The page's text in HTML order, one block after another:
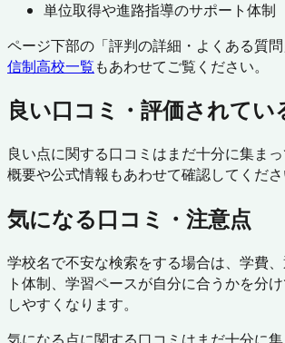
単位取得や進路指導のサポート体制
ページ下部の「評判の詳細・よくある質問
信制高校一覧もあわせてご覧ください。
良い口コミ・評価されてい
良い点に関する口コミはまだ十分に集ま
概要や公式情報もあわせて確認してくださ
気になる口コミ・注意点
学校名で不安な検索をする場合は、学費
ト体制、学習ペースが自分に合うかを分
しやすくなります。